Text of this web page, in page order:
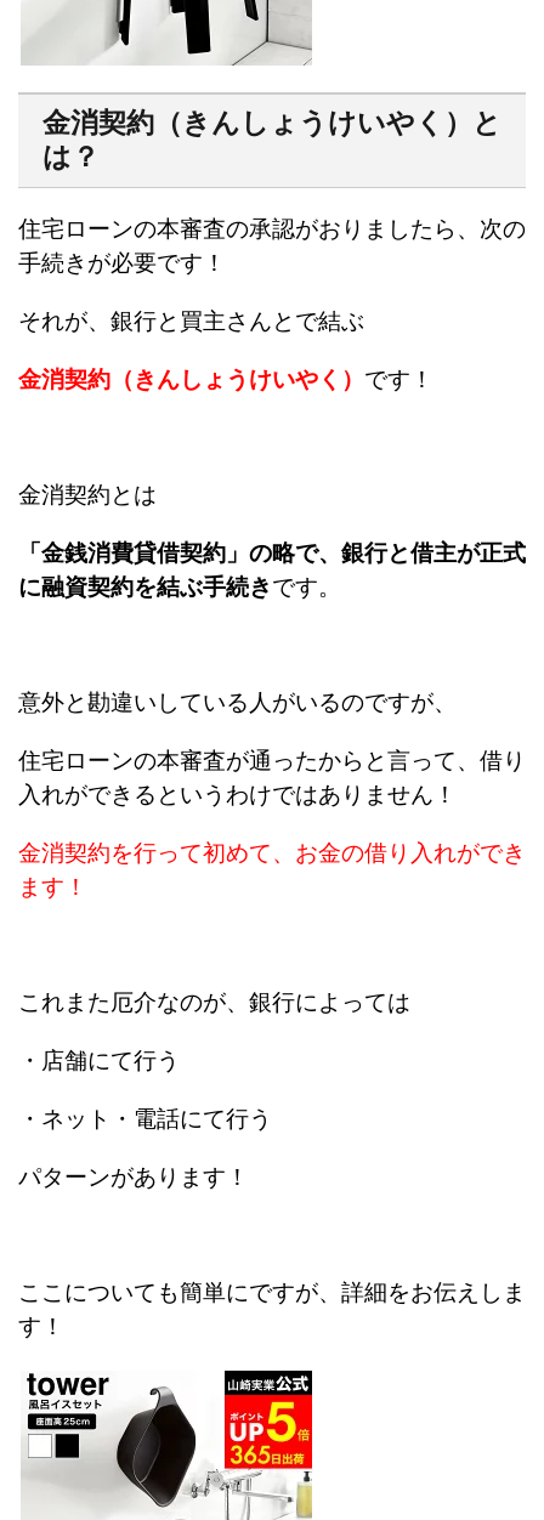
金消契約（きんしょうけいやく）と
は？
住宅ローンの本審査の承認がおりましたら、次の
手続きが必要です！
それが、銀行と買主さんとで結ぶ
金消契約（きんしょうけいやく） です！
金消契約とは
「金銭消費貸借契約」の略で、銀行と借主が正式
に融資契約を結ぶ手続きです。
意外と勘違いしている人がいるのですが、
住宅ローンの本審査が通ったからと言って、借り
入れができるというわけではありません！
金消契約を行って初めて、お金の借り入れができ
ます！
これまた厄介なのが、銀行によっては
・店舗にて行う
・ネット・電話にて行う
パターンがあります！
ここについても簡単にですが、詳細をお伝えしま
す！